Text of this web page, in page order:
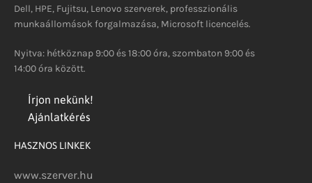
Dell, HPE, Fujitsu, Lenovo szerverek, professzionális
munkaállomások forgalmazása, Microsoft licencelés.
Nyitva: hétköznap 9:00 és 18:00 óra, szombaton 9:00 és
14:00 óra között.
Írjon nekünk!
Ajánlatkérés
HASZNOS LINKEK
www.szerver.hu